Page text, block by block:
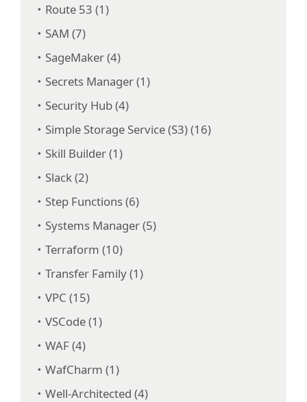
Route 53 (1)
SAM (7)
SageMaker (4)
Secrets Manager (1)
Security Hub (4)
Simple Storage Service (S3) (16)
Skill Builder (1)
Slack (2)
Step Functions (6)
Systems Manager (5)
Terraform (10)
Transfer Family (1)
VPC (15)
VSCode (1)
WAF (4)
WafCharm (1)
Well-Architected (4)